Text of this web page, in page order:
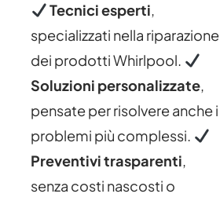
Tecnici esperti,
specializzati nella riparazione
dei prodotti Whirlpool.
Soluzioni personalizzate,
pensate per risolvere anche i
problemi più complessi.
Preventivi trasparenti,
senza costi nascosti o